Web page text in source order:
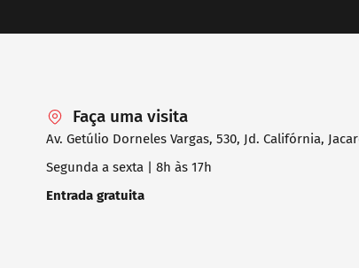
Faça uma visita
Av. Getúlio Dorneles Vargas, 530, Jd. Califórnia,
Segunda a sexta | 8h às 17h
Entrada gratuita